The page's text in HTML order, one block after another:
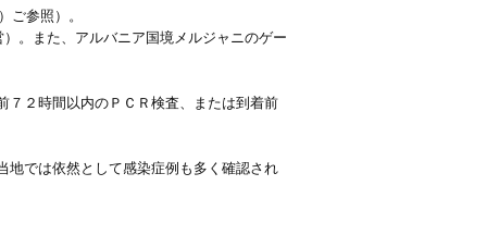
ご参照）。
。また、アルバニア国境メルジャニのゲー
２時間以内のＰＣＲ検査、または到着前
では依然として感染症例も多く確認され